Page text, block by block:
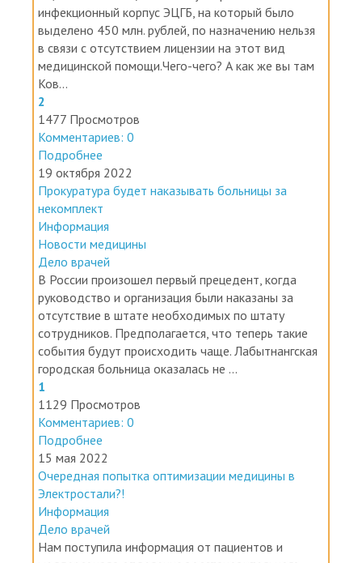
инфекционный корпус ЭЦГБ, на который было
выделено 450 млн. рублей, по назначению нельзя
в связи с отсутствием лицензии на этот вид
медицинской помощи.Чего-чего? А как же вы там
Ков...
2
1477 Просмотров
Комментариев: 0
Подробнее
19 октября 2022
Прокуратура будет наказывать больницы за
некомплект
Информация
Новости медицины
Дело врачей
В России произошел первый прецедент, когда
руководство и организация были наказаны за
отсутствие в штате необходимых по штату
сотрудников. Предполагается, что теперь такие
события будут происходить чаще. Лабытнангская
городская больница оказалась не ...
1
1129 Просмотров
Комментариев: 0
Подробнее
15 мая 2022
Очередная попытка оптимизации медицины в
Электростали?!
Информация
Дело врачей
Нам поступила информация от пациентов и